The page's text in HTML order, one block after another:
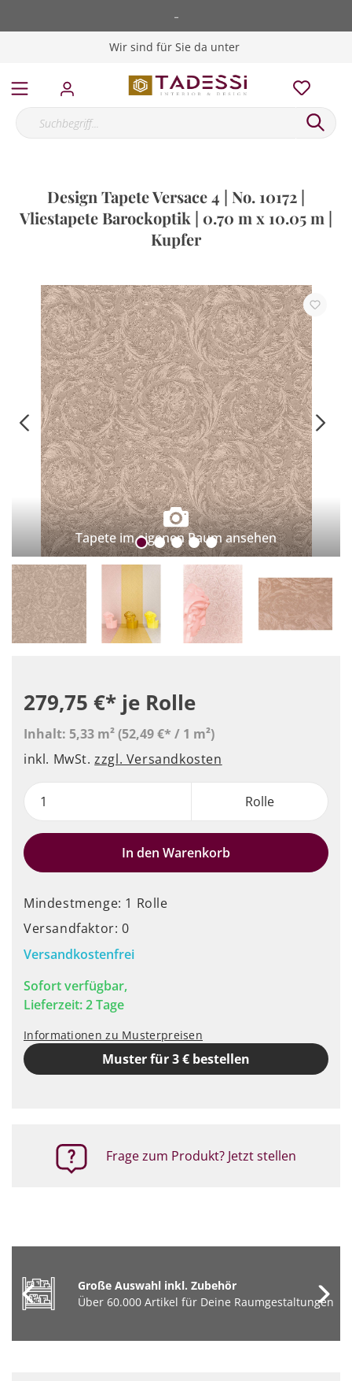
-
Wir sind für Sie da unter
Design Tapete Versace 4 | No. 10172 |
Vliestapete Barockoptik | 0.70 m x 10.05 m |
Kupfer
Tapete im eigenen Raum ansehen
279,75 €* je Rolle
Inhalt: 5,33 m²(52,49 €* / 1 m²)
inkl. MwSt.zzgl. Versandkosten
Rolle
In den Warenkorb
Mindestmenge: 1 Rolle
Versandfaktor: 0
Versandkostenfrei
Sofort verfügbar,
Lieferzeit: 2 Tage
Informationen zu Musterpreisen
Muster für 3 € bestellen
Frage zum Produkt? Jetzt stellen
Große Auswahl inkl. Zubehör
Über 60.000 Artikel für Deine Raumgestaltungen